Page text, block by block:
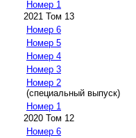
Номер 1
2021 Том 13
Номер 6
Номер 5
Номер 4
Номер 3
Номер 2
(специальный выпуск)
Номер 1
2020 Том 12
Номер 6